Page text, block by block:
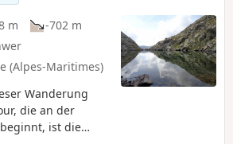
am Eingang
sind. Der
etwa 300 m.
m
-702 m
(Alpes-Maritimes)
Wanderung
die an der
ist die